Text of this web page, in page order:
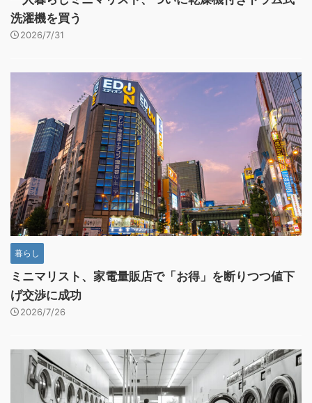
洗濯機を買う
2026/7/31
暮らし
ミニマリスト、家電量販店で「お得」を断りつつ値下
げ交渉に成功
2026/7/26